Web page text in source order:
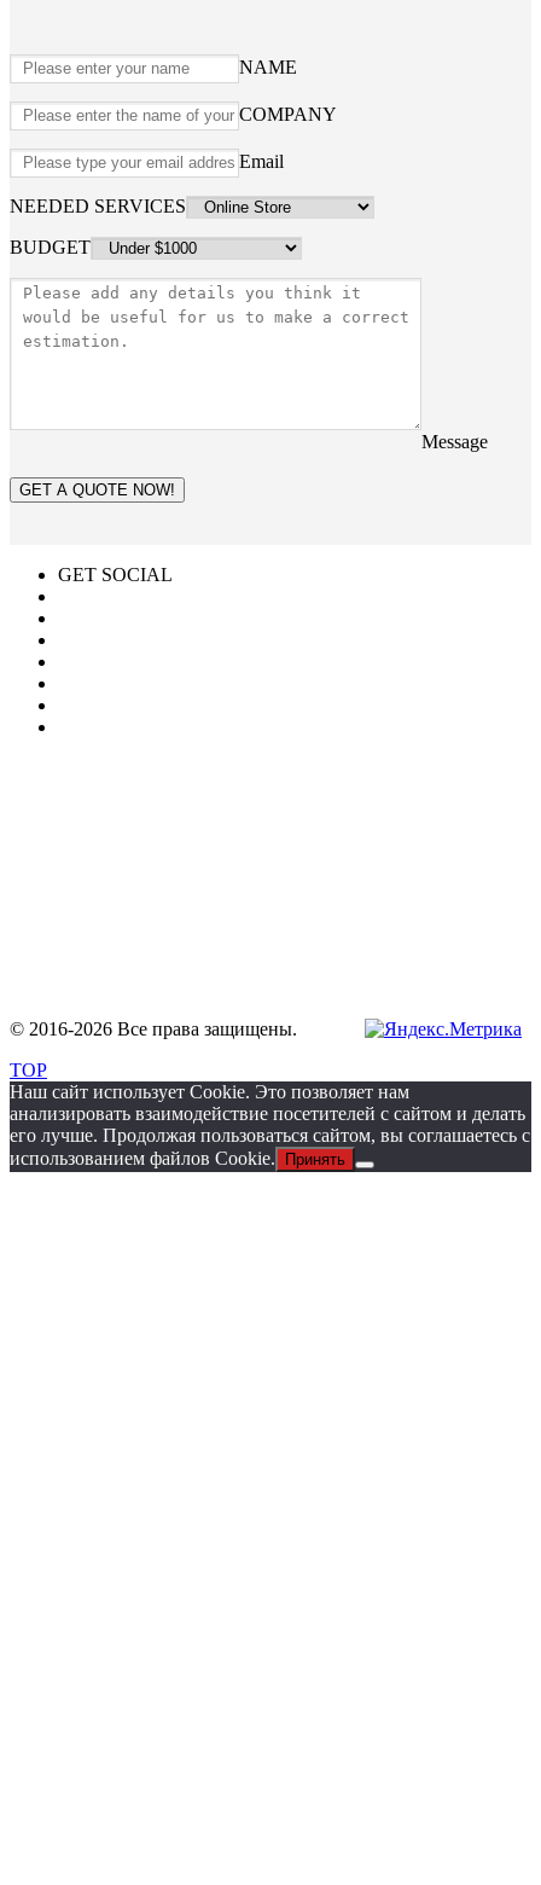
NAME
COMPANY
Email
NEEDED SERVICES
BUDGET
Message
GET A QUOTE NOW!
GET SOCIAL
© 2016-2026 Все права защищены.
TOP
Наш сайт использует Cookie. Это позволяет нам
анализировать взаимодействие посетителей с сайтом и делать
его лучше. Продолжая пользоваться сайтом, вы соглашаетесь с
использованием файлов Cookie.
Принять